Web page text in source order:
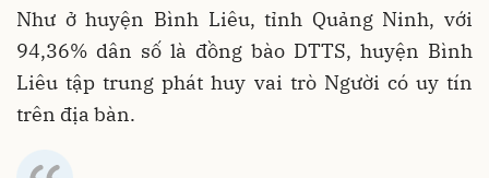
Như ở huyện Bình Liêu, tỉnh Quảng Ninh, với
94,36% dân số là đồng bào DTTS, huyện Bình
Liêu tập trung phát huy vai trò Người có uy tín
trên địa bàn.